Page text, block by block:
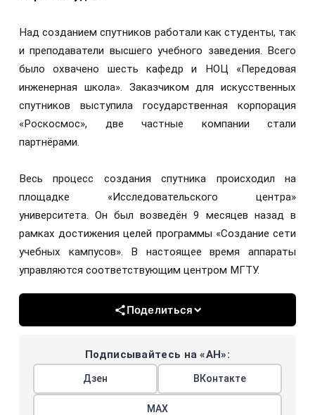
Над созданием спутников работали как студенты, так
и преподаватели высшего учебного заведения. Всего
было охвачено шесть кафедр и НОЦ «Передовая
инженерная школа». Заказчиком для искусственных
спутников выступила государственная корпорация
«Роскосмос», две частные компании стали
партнёрами.
Весь процесс создания спутника происходил на
площадке «Исследовательского центра»
университета. Он был возведён 9 месяцев назад в
рамках достижения целей программы «Создание сети
учебных кампусов». В настоящее время аппараты
управляются соответствующим центром МГТУ.
Поделиться
Подписывайтесь на «АН»:
Дзен ВКонтакте
МАХ